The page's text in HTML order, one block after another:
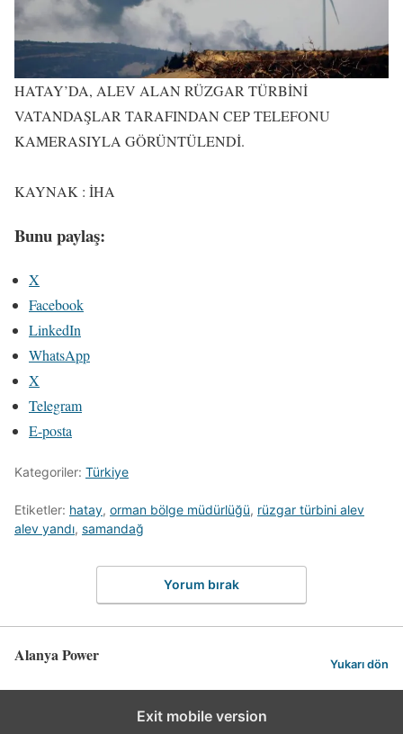
HATAY’DA, ALEV ALAN RÜZGAR TÜRBİNİ
VATANDAŞLAR TARAFINDAN CEP TELEFONU
KAMERASIYLA GÖRÜNTÜLENDİ.
KAYNAK : İHA
Bunu paylaş:
X
Facebook
LinkedIn
WhatsApp
X
Telegram
E-posta
Kategoriler: Türkiye
Etiketler: hatay, orman bölge müdürlüğü, rüzgar türbini alev
alev yandı, samandağ
Yorum bırak
Alanya Power Yukarı dön
Exit mobile version